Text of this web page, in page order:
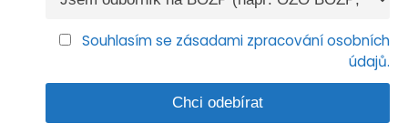
Souhlasím se zásadami zpracování osobních
údajů.